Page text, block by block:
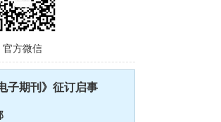
官方微信
子期刊》征订启事